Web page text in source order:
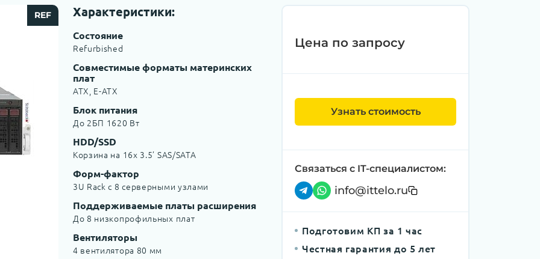
REF Характеристики:
Состояние
Refurbished
Совместимые форматы материнских
плат
ATX, E-ATX
Блок питания
До 2БП 1620 Вт
HDD/SSD
Корзина на 16x 3.5’ SAS/SATA
Форм-фактор
3U Rack c 8 серверными узлами
Поддерживаемые платы расширения
До 8 низкопрофильных плат
Вентиляторы
4 вентилятора 80 мм
Цена по запросу
Узнать стоимость
Связаться с IT-специалистом:
info@ittelo.ru
Подготовим КП за 1 час
Честная гарантия до 5 лет